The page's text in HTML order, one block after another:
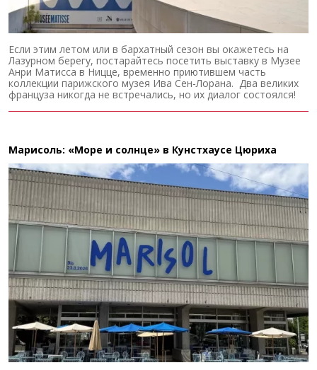
Если этим летом или в бархатный сезон вы окажетесь на
Лазурном берегу, постарайтесь посетить выставку в Музее
Анри Матисса в Ницце, временно приютившем часть
коллекции парижского музея Ива Сен-Лорана. Два великих
француза никогда не встречались, но их диалог состоялся!
Марисоль: «Море и солнце» в Кунстхаусе Цюриха